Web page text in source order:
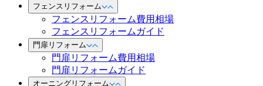
フェンスリフォーム
フェンスリフォーム費用相場
フェンスリフォームガイド
門扉リフォーム
門扉リフォーム費用相場
門扉リフォームガイド
オーニングリフォーム